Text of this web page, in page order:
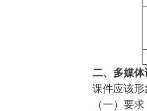
二、多媒
课件应该
（一）要